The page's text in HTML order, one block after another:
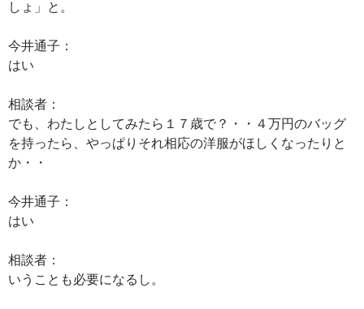
しょ」と。
今井通子：
はい
相談者：
でも、わたしとしてみたら１７歳で？・・４万円のバッグ
を持ったら、やっぱりそれ相応の洋服がほしくなったりと
か・・
今井通子：
はい
相談者：
いうことも必要になるし。